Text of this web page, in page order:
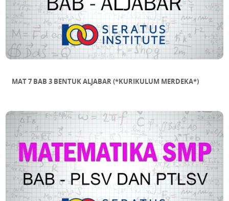
MAT 7 BAB 3 BENTUK ALJABAR (*KURIKULUM MERDEKA*)